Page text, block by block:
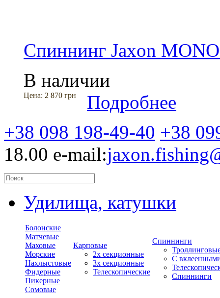
Спиннинг Jaxon
В наличии
Цена: 2 870 грн
Подробнее
+38 098 198-49-40 +38
18.00 e-mail:
Удилища, катушки
Болонские
Матчевые
Маховые
Морские
Нахлыстовые
Фидерные
Пикерные
Сомовые
Карповые
2х секционные
3х секционные
Телескопические
Спиннинги
С
Спиннинги